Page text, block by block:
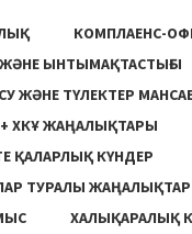
КОМПЛАЕНС-
ЖӘНЕ ЫНТЫМАҚТАСТЫҒЫ
ЖƏНЕ ТҮЛЕКТЕР
ХКҰ ЖАҢАЛЫҚТАРЫ
ҚАЛАРЛЫҚ КҮНДЕР
ТУРАЛЫ ЖАҢАЛЫҚТАР
ХАЛЫҚАРАЛЫҚ